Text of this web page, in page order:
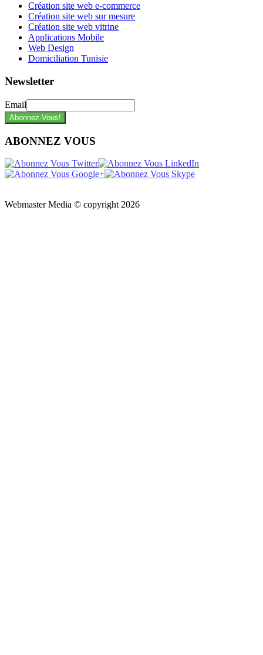
Création site web e-commerce
Création site web sur mesure
Création site web vitrine
Applications Mobile
Web Design
Domiciliation Tunisie
Newsletter
Email
ABONNEZ VOUS
Webmaster Media © copyright 2026